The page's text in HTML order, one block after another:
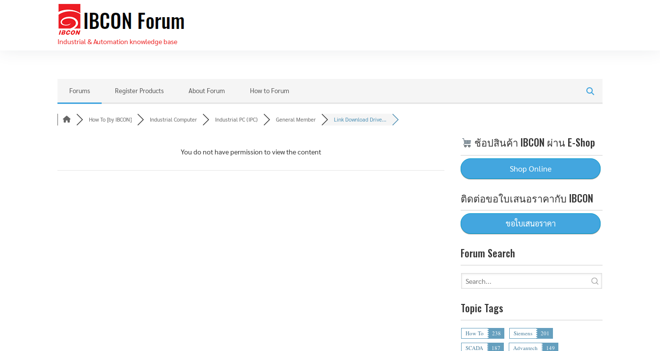
Industrial & Automation knowledge base
Forums Register Products About Forum How to Forum
How To [by IBCON] Industrial Computer Industrial PC (IPC) General Member Link Download Drive...
You do not have permission to view the content
ช้อปสินค้า IBCON ผ่าน E-Shop
ติดต่อขอใบเสนอราคากับ IBCON
Forum Search
Topic Tags
How To 238 Siemens
201
SCADA
187 Advantech
149